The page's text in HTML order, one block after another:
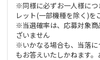
※同様に必ずお一人様に
レット(一部機種を除く)を
※当選確率は、応募対象
ざいません
※いかなる場合も、当落に
もお答えいたしかねます。